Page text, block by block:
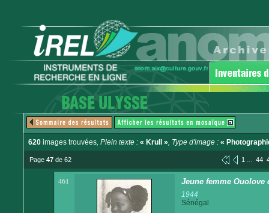
620 images trouvées, Plein texte : « Krull », Type d'image : «
Page 47 de 62 1 ... 44
461 Jeune femme Ouolove
1944
Sénégal